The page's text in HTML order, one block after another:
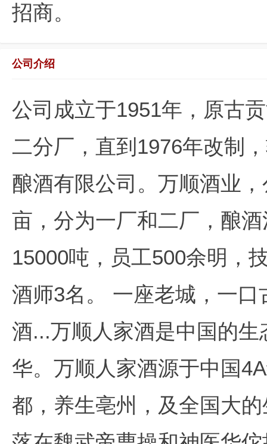
招商。
公司介绍
公司成立于1951年，原古
二分厂，直到1976年改制
酿酒有限公司。万顺酒业
亩，分为一厂和二厂，酿
15000吨，员工500余明，
酒师3名。 一座老城，一
酒...万顺人家酒是中国的
华。万顺人家酒源于中国
都，养生亳州，及全国大